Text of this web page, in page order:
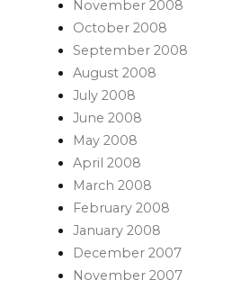
November 2008
October 2008
September 2008
August 2008
July 2008
June 2008
May 2008
April 2008
March 2008
February 2008
January 2008
December 2007
November 2007